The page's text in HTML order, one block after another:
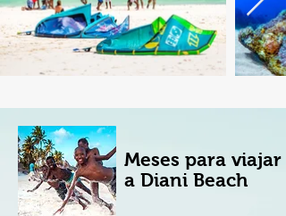
Meses para viajar
a Diani Beach